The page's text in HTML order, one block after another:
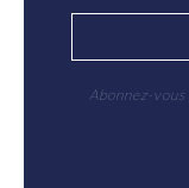
Abonnez-